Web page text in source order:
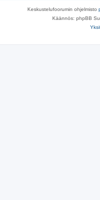
Keskustelufoorumin ohjelmisto
Käännös: phpBB